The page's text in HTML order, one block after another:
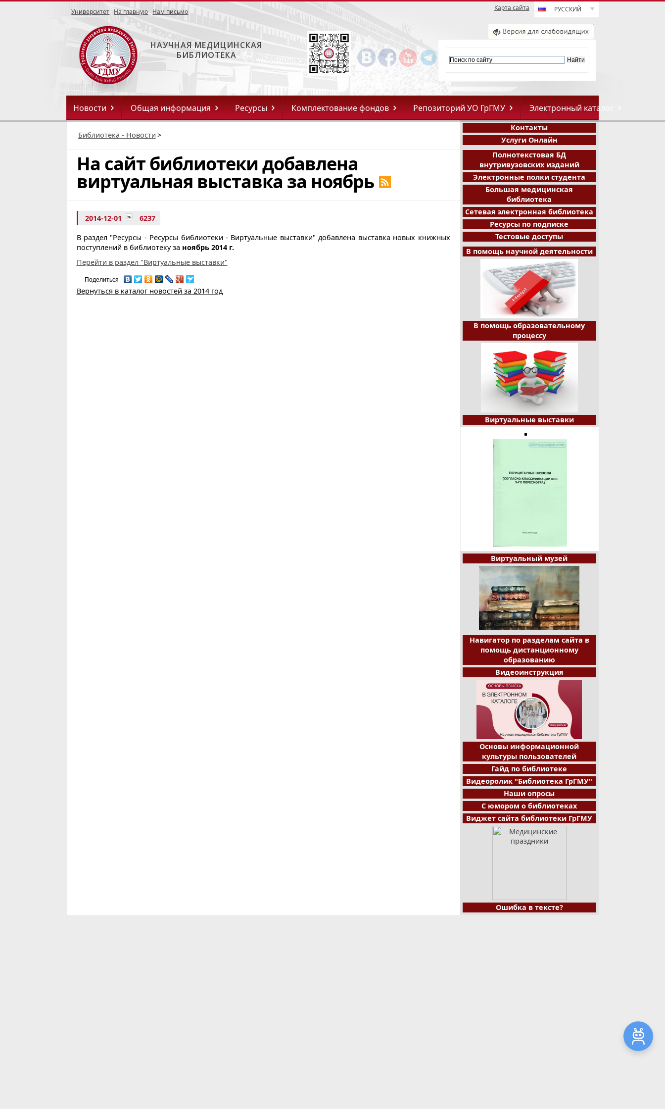
Карта сайта РУССКИЙ
Университет На главную Нам письмо
НАУЧНАЯ МЕДИЦИНСКАЯ
БИБЛИОТЕКА
Новости Общая информация Ресурсы Комплектование фондов Репозиторий УО ГрГМУ Электронный каталог
Библиотека - Новости >
На сайт библиотеки добавлена
виртуальная выставка за ноябрь
2014-12-01 6237
В раздел "Ресурсы - Ресурсы библиотеки - Виртуальные выставки" добавлена выставка новых книжных
поступлений в библиотеку за ноябрь 2014 г.
Перейти в раздел "Виртуальные выставки"
Поделиться
Вернуться в каталог новостей за 2014 год
Контакты
Услуги Онлайн
Полнотекстовая БД
внутривузовских изданий
Электронные полки студента
Большая медицинская
библиотека
Сетевая электронная библиотека
Ресурсы по подписке
Тестовые доступы
В помощь научной деятельности
В помощь образовательному
процессу
Виртуальные выставки
Виртуальный музей
Навигатор по разделам сайта в
помощь дистанционному
образованию
Видеоинструкция
Основы информационной
культуры пользователей
Гайд по библиотеке
Видеоролик "Библиотека ГрГМУ"
Наши опросы
С юмором о библиотеках
Виджет сайта библиотеки ГрГМУ
Ошибка в тексте?